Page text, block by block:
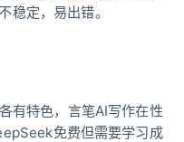
稳定，易出错。
有特色，言笔AI写作在性
免费但需要学习成